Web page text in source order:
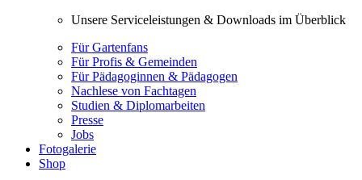
Unsere Serviceleistungen & Downloads im Überblick
Für Gartenfans
Für Profis & Gemeinden
Für Pädagoginnen & Pädagogen
Nachlese von Fachtagen
Studien & Diplomarbeiten
Presse
Jobs
Fotogalerie
Shop